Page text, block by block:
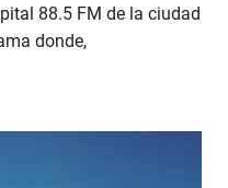
88.5 FM de la ciudad
donde,